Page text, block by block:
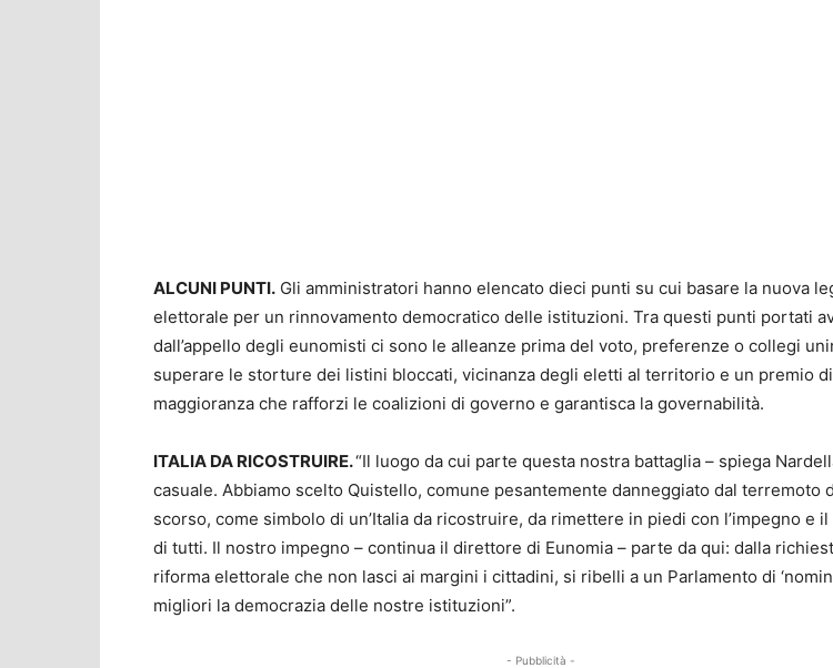
ALCUNI PUNTI. Gli amministratori hanno elencato dieci punti su cui basare la nuova
elettorale per un rinnovamento democratico delle istituzioni. Tra questi punti portati
dall’appello degli eunomisti ci sono le alleanze prima del voto, preferenze o collegi
superare le storture dei listini bloccati, vicinanza degli eletti al territorio e un premio di
maggioranza che rafforzi le coalizioni di governo e garantisca la governabilità.
ITALIA DA RICOSTRUIRE.“Il luogo da cui parte questa nostra battaglia – spiega
casuale. Abbiamo scelto Quistello, comune pesantemente danneggiato dal terremoto
scorso, come simbolo di un’Italia da ricostruire, da rimettere in piedi con l’impegno e
di tutti. Il nostro impegno – continua il direttore di Eunomia – parte da qui: dalla
riforma elettorale che non lasci ai margini i cittadini, si ribelli a un Parlamento di
migliori la democrazia delle nostre istituzioni”.
- Pubblicità -